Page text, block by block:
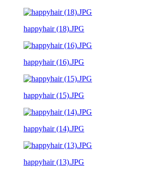
happyhair (18).JPG
happyhair (16).JPG
happyhair (15).JPG
happyhair (14).JPG
happyhair (13).JPG